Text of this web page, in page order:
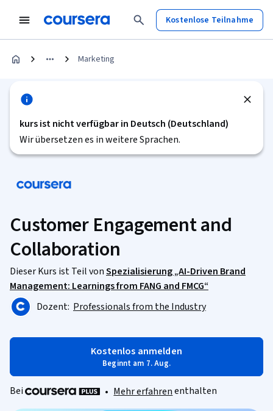
Kostenlose Teilnahme
Marketing
kurs ist nicht verfügbar in Deutsch (Deutschland)
Wir übersetzen es in weitere Sprachen.
Customer Engagement and
Collaboration
Dieser Kurs ist Teil vonSpezialisierung „AI-Driven Brand
Management: Learnings from FANG and FMCG“
Dozent: Professionals from the Industry
Kostenlos anmelden
Beginnt am 7. Aug.
Bei • Mehr erfahrenenthalten